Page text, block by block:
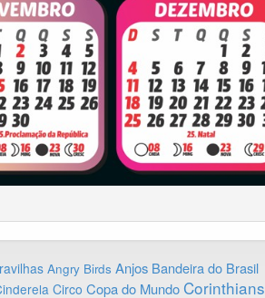
Angry Birds Anjos Bandeira do Brasil
Circo Copa do Mundo Corinthians